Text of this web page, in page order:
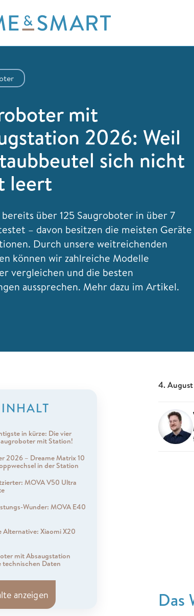
mit
2026: Weil
sich nicht
leert
über 125 Saugroboter in über 7
– davon besitzen die meisten Geräte
Durch unsere weitreichenden
können wir zahlreiche Modelle
vergleichen und die besten
aussprechen. Mehr dazu im Artikel.
INHALT
in kürze: Die vier
mit Station!
2026 – Dreame Matrix 10
in der Station
MOVA V50 Ultra
Wunder: MOVA E40
Alternative: Xiaomi X20
mit Absaugstation
technischen Daten
anzeigen
4.
Das